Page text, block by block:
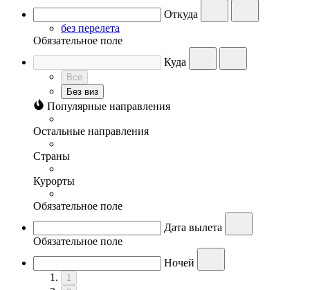
Откуда
без перелета
Обязательное поле
Куда
Все
Без виз
Популярные направления
Остальные направления
Страны
Курорты
Обязательное поле
Дата вылета
Обязательное поле
Ночей
1